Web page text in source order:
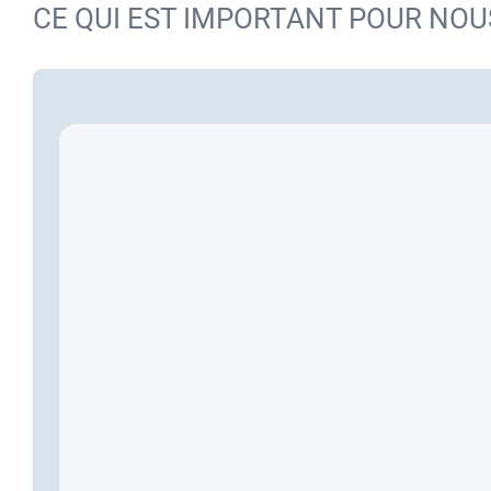
CE QUI EST IMPORTANT POUR